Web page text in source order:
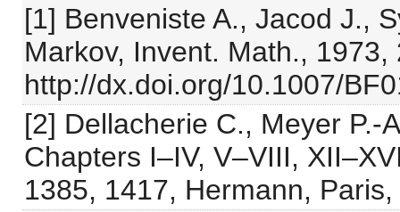
[1] Benveniste A., Jacod J.,
Markov, Invent. Math.,
http://dx.doi.org/10.1007/
[2] Dellacherie C., Meyer P.-
Chapters I–IV, V–VIII,
1385, 1417, Hermann,